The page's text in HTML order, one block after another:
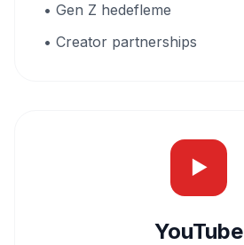
• Gen Z hedefleme
• Creator partnerships
▶
YouTube